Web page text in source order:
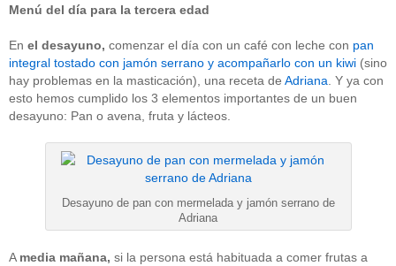
Menú del día para la tercera edad
En el desayuno, comenzar el día con un café con leche con pan
integral tostado con jamón serrano y acompañarlo con un kiwi (sino
hay problemas en la masticación), una receta de Adriana . Y ya con
esto hemos cumplido los 3 elementos importantes de un buen
desayuno: Pan o avena, fruta y lácteos.
Desayuno de pan con mermelada y jamón serrano de
Adriana
A media mañana, si la persona está habituada a comer frutas a